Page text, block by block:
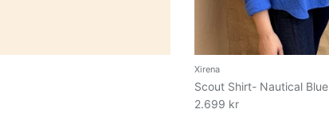
Xirena
Scout Shirt- Nautical Blue
2.699 kr